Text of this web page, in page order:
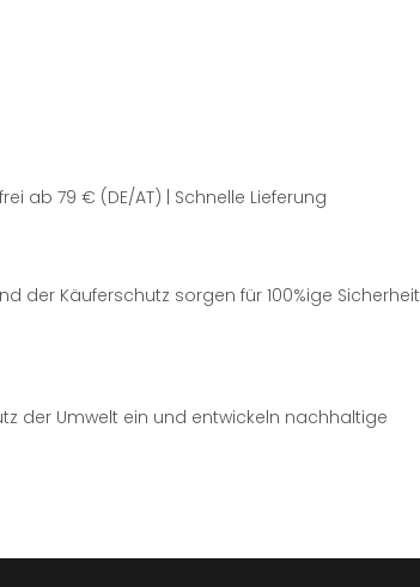
ab 79 € (DE/AT) | Schnelle Lieferung
der Käuferschutz sorgen für 100%ige Sicherheit
der Umwelt ein und entwickeln nachhaltige